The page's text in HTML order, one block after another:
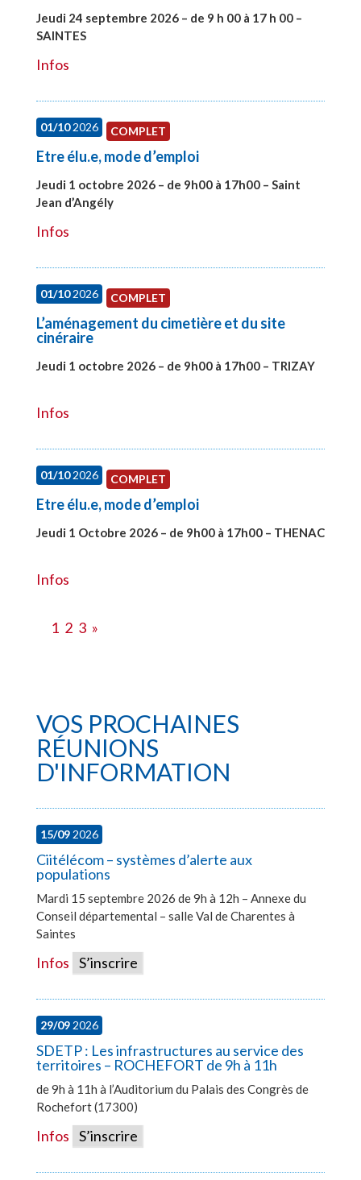
Jeudi 24 septembre 2026 – de 9 h 00 à 17 h 00 –
SAINTES
Infos
01/102026 COMPLET
Etre élu.e, mode d’emploi
Jeudi 1 octobre 2026 – de 9h00 à 17h00 – Saint
Jean d’Angély
Infos
01/102026 COMPLET
L’aménagement du cimetière et du site
cinéraire
Jeudi 1 octobre 2026 – de 9h00 à 17h00 – TRIZAY
Infos
01/102026 COMPLET
Etre élu.e, mode d’emploi
Jeudi 1 Octobre 2026 – de 9h00 à 17h00 – THENAC
Infos
1 2 3 »
VOS PROCHAINES
RÉUNIONS
D'INFORMATION
15/092026
Ciitélécom – systèmes d’alerte aux
populations
Mardi 15 septembre 2026 de 9h à 12h – Annexe du
Conseil départemental – salle Val de Charentes à
Saintes
Infos S’inscrire
29/092026
SDETP : Les infrastructures au service des
territoires – ROCHEFORT de 9h à 11h
de 9h à 11h à l’Auditorium du Palais des Congrès de
Rochefort (17300)
Infos S’inscrire